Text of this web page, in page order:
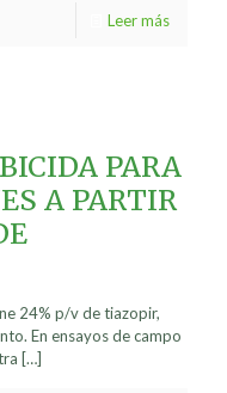
Leer más
PARA
A PARTIR
24% p/v de tiazopir,
En ensayos de campo
[…]